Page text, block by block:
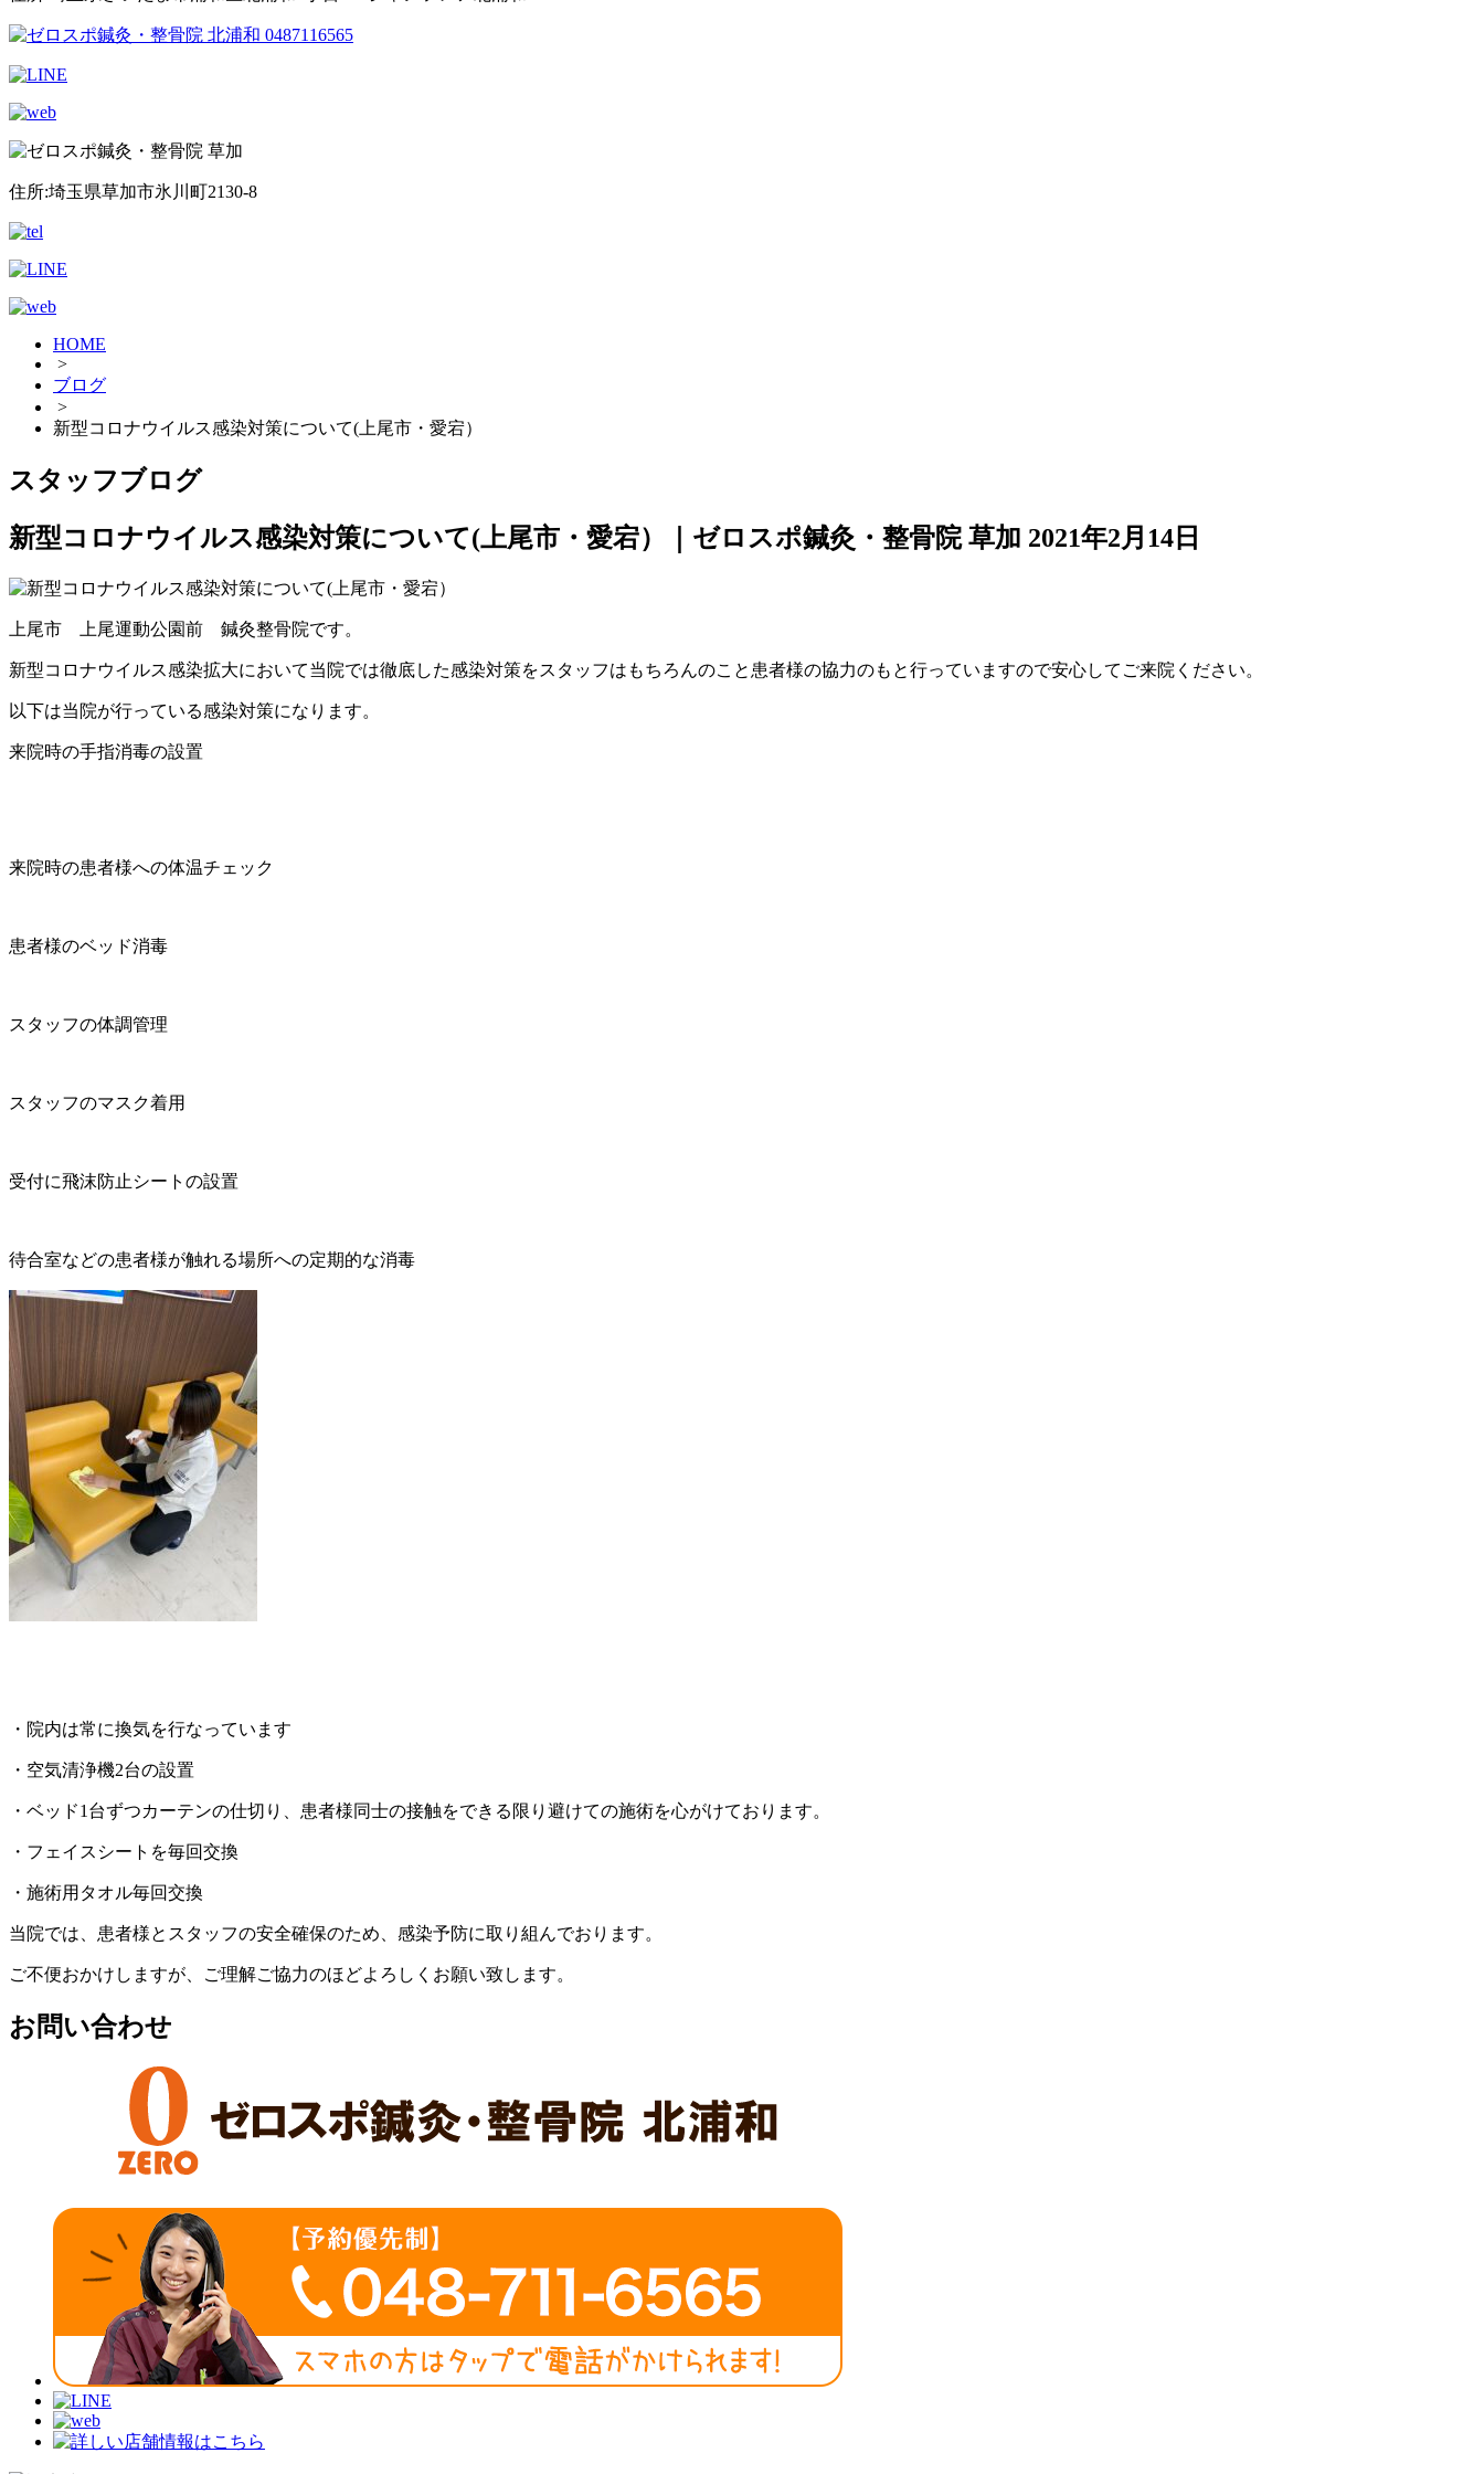
住所:埼玉県草加市氷川町2130-8
HOME
>
ブログ
>
新型コロナウイルス感染対策について(上尾市・愛宕）
スタッフブログ
新型コロナウイルス感染対策について(上尾市・愛宕）｜ゼロスポ鍼灸・整骨院 草加 2021年2月14日
上尾市 上尾運動公園前 鍼灸整骨院です。
新型コロナウイルス感染拡大において当院では徹底した感染対策をスタッフはもちろんのこと患者様の協力のもと行っていますので安心してご来院ください。
以下は当院が行っている感染対策になります。
来院時の手指消毒の設置
来院時の患者様への体温チェック
患者様のベッド消毒
スタッフの体調管理
スタッフのマスク着用
受付に飛沫防止シートの設置
待合室などの患者様が触れる場所への定期的な消毒
・院内は常に換気を行なっています
・空気清浄機2台の設置
・ベッド1 台ずつカーテンの仕切り、患者様同士の接触をできる限り避けての施術を心がけております。
・フェイスシートを毎回交換
・施術用タオル毎回交換
当院では、患者様とスタッフの安全確保のため、感染予防に取り組んでおります。
ご不便おかけしますが、ご理解ご協力のほどよろしくお願い致します。
お問い合わせ